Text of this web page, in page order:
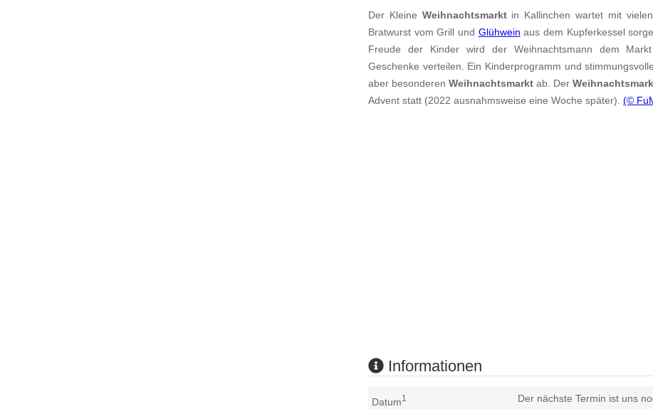
Der Kleine Weihnachtsmarktin Kallinchen wartet mit
Bratwurst vom Grill und Glühwein aus dem Kupferkessel
Freude der Kinder wird der Weihnachtsmann dem
Geschenke verteilen. Ein Kinderprogramm und
aber besonderenWeihnachtsmarkt ab. Der
Advent statt (2022 ausnahmsweise eine Woche später). (©
Informationen
Datum1
Der nächste Termin ist uns